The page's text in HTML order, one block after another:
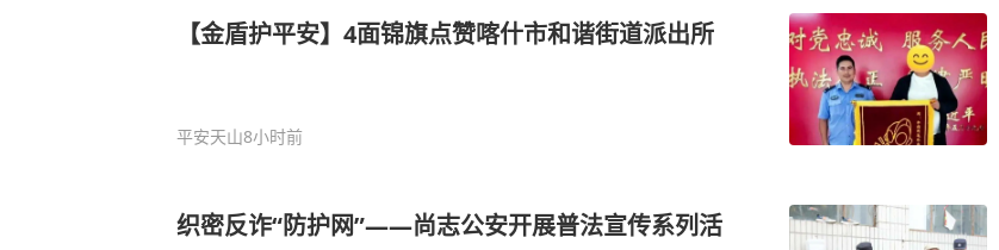
【金盾护平安】4面锦旗点赞喀什市和谐街道派出所
平安天山8小时前
织密反诈“防护网”——尚志公安开展普法宣传系列活